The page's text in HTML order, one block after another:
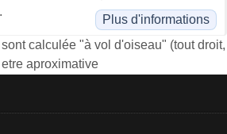
Plus d'informations
calculée "à vol d'oiseau" (tout droit,
aproximative